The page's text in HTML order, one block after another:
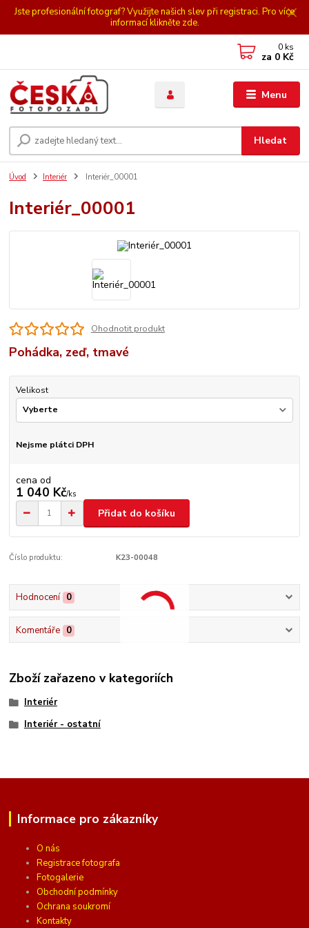
Jste profesionální fotograf? Využijte našich slev při registraci. Pro více
informací klikněte zde.
Menu
Hledat
0 ks
za 0 Kč
Úvod Interiér Interiér_00001
Interiér_00001
Ohodnotit produkt
Pohádka, zeď, tmavé
Velikost
Nejsme plátci DPH
cena od
1 040 Kč/ks
Přidat do košíku
Číslo produktu: K23-00048
Hodnocení 0
Komentáře 0
Zboží zařazeno v kategoriích
Interiér
Interiér - ostatní
Informace pro zákazníky
O nás
Registrace fotografa
Fotogalerie
Obchodní podmínky
Ochrana soukromí
Kontakty